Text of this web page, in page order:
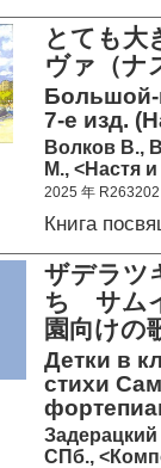
とても
ヴァ（
Большой-
7-е изд.
Волков В.,
М., <Настя
2025 年 R263202
Книга
ザデラツ
ち サム
園向け
Детки в
стихи
СПб.,